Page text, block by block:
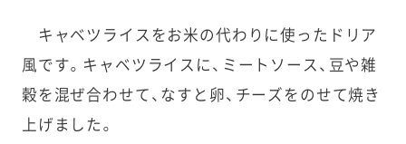
キャベツライスをお米の代わりに使ったドリア
風です。キャベツライスに、ミートソース、豆や雑
穀を混ぜ合わせて、なすと卵、チーズをのせて焼き
上げました。